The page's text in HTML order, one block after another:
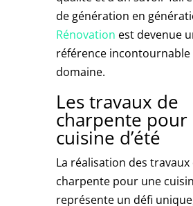
de génération en
Rénovation est devenue
référence incontournable
domaine.
Les travaux de
charpente pour
cuisine d’été
La réalisation des travaux
charpente pour une
représente un défi